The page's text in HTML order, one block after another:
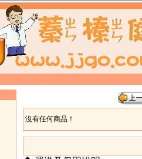
沒有任何商品！